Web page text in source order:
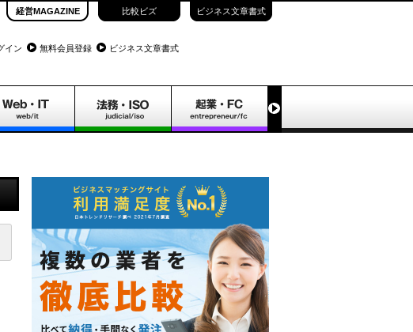
経営MAGAZINE 比較ビズ ビジネス文章書式
イン 無料会員登録 ビジネス文章書式